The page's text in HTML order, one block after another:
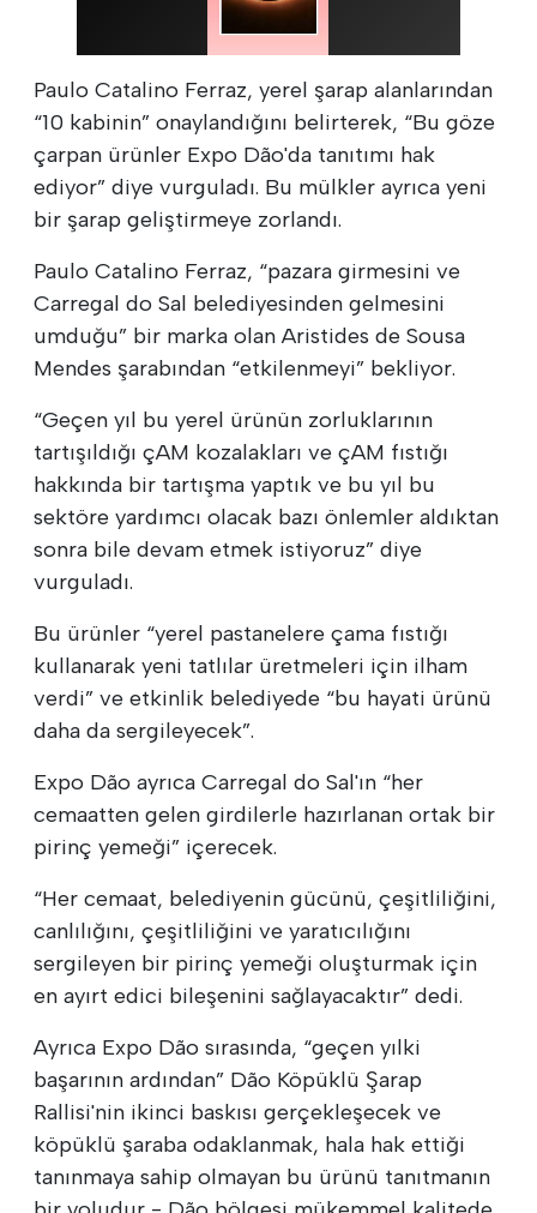
Paulo Catalino Ferraz, yerel şarap alanlarından
“10 kabinin” onaylandığını belirterek, “Bu göze
çarpan ürünler Expo Dão'da tanıtımı hak
ediyor” diye vurguladı. Bu mülkler ayrıca yeni
bir şarap geliştirmeye zorlandı.
Paulo Catalino Ferraz, “pazara girmesini ve
Carregal do Sal belediyesinden gelmesini
umduğu” bir marka olan Aristides de Sousa
Mendes şarabından “etkilenmeyi” bekliyor.
“Geçen yıl bu yerel ürünün zorluklarının
tartışıldığı çAM kozalakları ve çAM fıstığı
hakkında bir tartışma yaptık ve bu yıl bu
sektöre yardımcı olacak bazı önlemler aldıktan
sonra bile devam etmek istiyoruz” diye
vurguladı.
Bu ürünler “yerel pastanelere çama fıstığı
kullanarak yeni tatlılar üretmeleri için ilham
verdi” ve etkinlik belediyede “bu hayati ürünü
daha da sergileyecek”.
Expo Dão ayrıca Carregal do Sal'ın “her
cemaatten gelen girdilerle hazırlanan ortak bir
pirinç yemeği” içerecek.
“Her cemaat, belediyenin gücünü, çeşitliliğini,
canlılığını, çeşitliliğini ve yaratıcılığını
sergileyen bir pirinç yemeği oluşturmak için
en ayırt edici bileşenini sağlayacaktır” dedi.
Ayrıca Expo Dão sırasında, “geçen yılki
başarının ardından” Dão Köpüklü Şarap
Rallisi'nin ikinci baskısı gerçekleşecek ve
köpüklü şaraba odaklanmak, hala hak ettiği
tanınmaya sahip olmayan bu ürünü tanıtmanın